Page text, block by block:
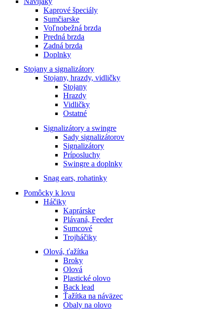
Kaprové špeciály
Sumčiarske
Voľnobežná brzda
Predná brzda
Zadná brzda
Doplnky
Stojany a signalizátory
Stojany, hrazdy, vidličky
Stojany
Hrazdy
Vidličky
Ostatné
Signalizátory a swingre
Sady signalizátorov
Signalizátory
Príposluchy
Swingre a doplnky
Snag ears, rohatinky
Pomôcky k lovu
Háčiky
Kaprárske
Plávaná, Feeder
Sumcové
Trojháčiky
Olová, ťažítka
Broky
Olová
Plastické olovo
Back lead
Ťažítka na náväzec
Obaly na olovo